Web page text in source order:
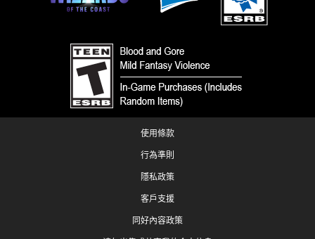
使用條款
行為準則
隱私政策
客戶支援
同好內容政策